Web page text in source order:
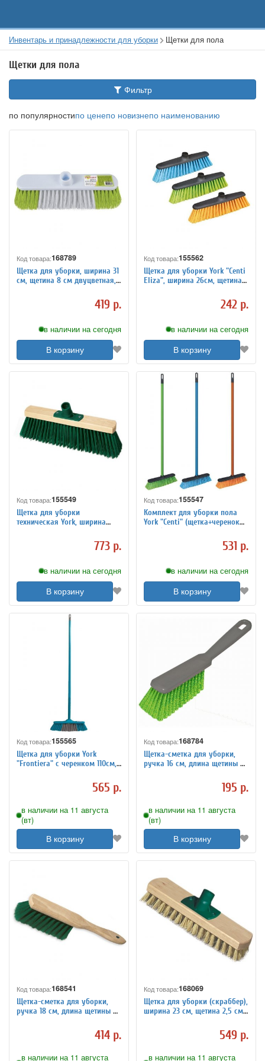
Инвентарь и принадлежности для уборки Щетки для пола
Щетки для пола
Фильтр
по популярностипо ценепо новизнепо наименованию
Код товара:168789
Щетка для уборки, ширина 31
см, щетина 8 см двуцветная,
еврорезьба, ЛЮБАША, 603629
419 р.
в наличии на сегодня
В корзину
Код товара:155562
Щетка для уборки York "Centi
Eliza", ширина 26см, щетина
242 р.
в наличии на сегодня
В корзину
Код товара:155549
Щетка для уборки
техническая York, ширина
деревянная, еврорезьба773 р.
в наличии на сегодня
В корзину
Код товара:155547
Комплект для уборки пола
York "Centi" (щетка+черенок
110см), пластик, ассорти
531 р.
в наличии на сегодня
В корзину
Код товара:155565
Щетка для уборки York
"Frontiera" с черенком 110см,
пластиковая, еврорезьба565 р.
в наличии на 11 августа
(вт)
В корзину
Код товара:168784
Щетка-сметка для уборки,
ручка 16 см, длина щетины 5
цвет ассорти, YORK, 60010195 р.
в наличии на 11 августа
(вт)
В корзину
Код товара:168541
Щетка-сметка для уборки,
ручка 18 см, длина щетины 6
414 р.
в наличии на 11 августа
Код товара:168069
Щетка для уборки (скраббер),
ширина 23 см, щетина 2,5 см,
еврорезьба, YORK, 300549 р.
в наличии на 11 августа